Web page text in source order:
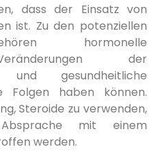
dass der Einsatz von
ist. Zu den potenziellen
hormonelle
der
und gesundheitliche
Folgen haben können.
Steroide zu verwenden,
mit einem
werden.